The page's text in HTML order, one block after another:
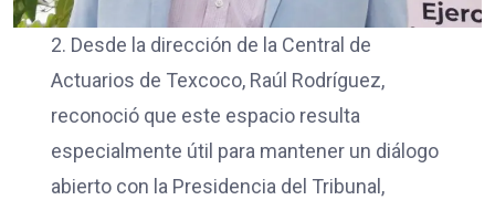
2. Desde la dirección de la Central de
Actuarios de Texcoco, Raúl Rodríguez,
reconoció que este espacio resulta
especialmente útil para mantener un diálogo
abierto con la Presidencia del Tribunal,